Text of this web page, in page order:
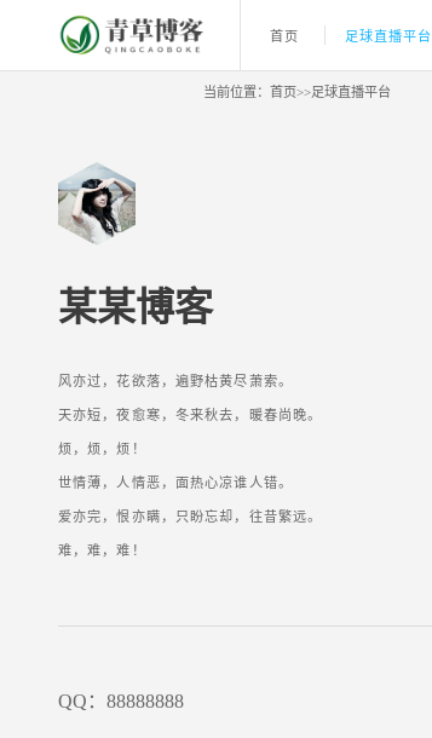
首页 足球直播平台
当前位置： 首页>>足球直播平台
某某博客
风亦过，花欲落，遍野枯黄尽萧索。
天亦短，夜愈寒，冬来秋去，暖春尚晚。
烦，烦，烦！
世情薄，人情恶，面热心凉谁人错。
爱亦完，恨亦瞒，只盼忘却，往昔繁远。
难，难，难！
QQ：88888888